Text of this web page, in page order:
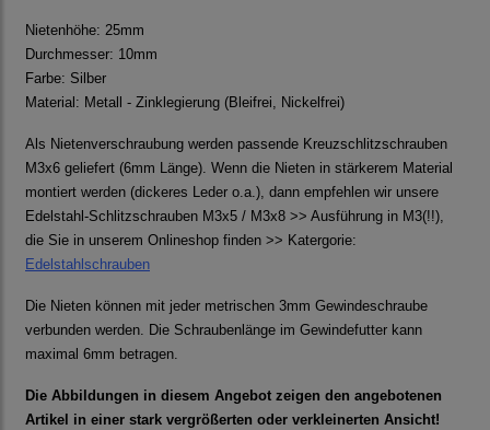
Nietenhöhe: 25mm
Durchmesser: 10mm
Farbe: Silber
Material: Metall - Zinklegierung (Bleifrei, Nickelfrei)
Als Nietenverschraubung werden passende Kreuzschlitzschrauben
M3x6 geliefert (6mm Länge). Wenn die Nieten in stärkerem Material
montiert werden (dickeres Leder o.a.), dann empfehlen wir unsere
Edelstahl-Schlitzschrauben M3x5 / M3x8 >> Ausführung in M3(!!),
die Sie in unserem Onlineshop finden >> Katergorie:
Edelstahlschrauben
Die Nieten können mit jeder metrischen 3mm Gewindeschraube
verbunden werden. Die Schraubenlänge im Gewindefutter kann
maximal 6mm betragen.
Die Abbildungen in diesem Angebot zeigen den angebotenen
Artikel in einer stark vergrößerten oder verkleinerten Ansicht!